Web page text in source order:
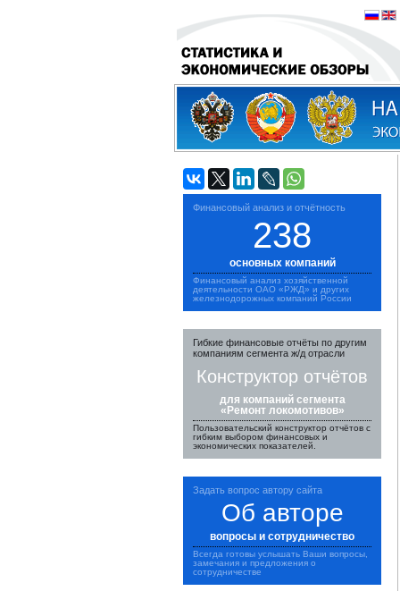
Финансовый анализ и отчётность
238
основных компаний
Финансовый анализ хозяйственной
деятельности ОАО «РЖД» и других
железнодорожных компаний России
Гибкие финансовые отчёты по другим
компаниям сегмента ж/д отрасли
Конструктор отчётов
для компаний сегмента
«Ремонт локомотивов»
Пользовательский конструктор отчётов с
гибким выбором финансовых и
экономических показателей.
Задать вопрос автору сайта
Об авторе
вопросы и сотрудничество
Всегда готовы услышать Ваши вопросы,
замечания и предложения о
сотрудничестве